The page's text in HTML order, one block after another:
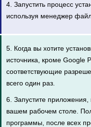
4. Запустить процесс
используя менеджер
5. Когда вы хотите
источника, кроме Google
соответствующие
всего один раз.
6. Запустите
вашем рабочем столе.
программы, после всех